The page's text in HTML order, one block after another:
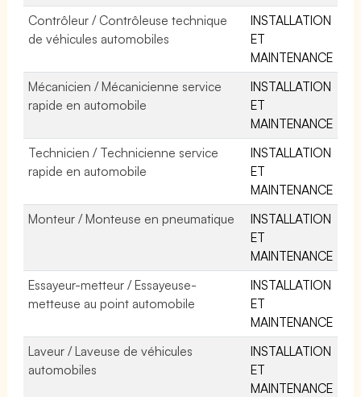
Contrôleur / Contrôleuse technique
de véhicules automobiles
INSTALLATION
ET
MAINTENANCE
Mécanicien / Mécanicienne service
rapide en automobile
INSTALLATION
ET
MAINTENANCE
Technicien / Technicienne service
rapide en automobile
INSTALLATION
ET
MAINTENANCE
Monteur / Monteuse en pneumatique
INSTALLATION
ET
MAINTENANCE
Essayeur-metteur / Essayeuse-
metteuse au point automobile
INSTALLATION
ET
MAINTENANCE
Laveur / Laveuse de véhicules
automobiles
INSTALLATION
ET
MAINTENANCE